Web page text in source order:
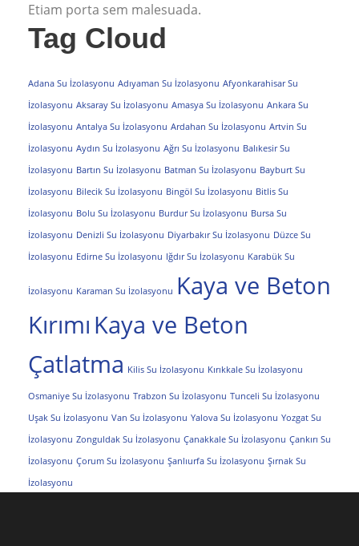
Etiam porta sem malesuada.
Tag Cloud
Adana Su İzolasyonu Adıyaman Su İzolasyonu Afyonkarahisar Su
İzolasyonu Aksaray Su İzolasyonu Amasya Su İzolasyonu Ankara Su
İzolasyonu Antalya Su İzolasyonu Ardahan Su İzolasyonu Artvin Su
İzolasyonu Aydın Su İzolasyonu Ağrı Su İzolasyonu Balıkesir Su
İzolasyonu Bartın Su İzolasyonu Batman Su İzolasyonu Bayburt Su
İzolasyonu Bilecik Su İzolasyonu Bingöl Su İzolasyonu Bitlis Su
İzolasyonu Bolu Su İzolasyonu Burdur Su İzolasyonu Bursa Su
İzolasyonu Denizli Su İzolasyonu Diyarbakır Su İzolasyonu Düzce Su
İzolasyonu Edirne Su İzolasyonu Iğdır Su İzolasyonu Karabük Su
İzolasyonu Karaman Su İzolasyonu Kaya ve Beton
Kırımı Kaya ve Beton
Çatlatma Kilis Su İzolasyonu Kırıkkale Su İzolasyonu
Osmaniye Su İzolasyonu Trabzon Su İzolasyonu Tunceli Su İzolasyonu
Uşak Su İzolasyonu Van Su İzolasyonu Yalova Su İzolasyonu Yozgat Su
İzolasyonu Zonguldak Su İzolasyonu Çanakkale Su İzolasyonu Çankırı Su
İzolasyonu Çorum Su İzolasyonu Şanlıurfa Su İzolasyonu Şırnak Su
İzolasyonu